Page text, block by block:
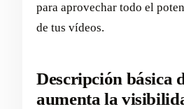
para aprovechar todo el
de tus vídeos.
Descripción básica
aumenta la